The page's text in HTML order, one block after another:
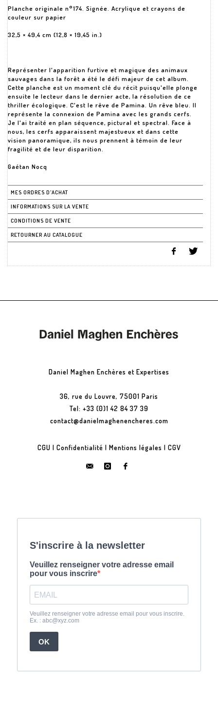
Planche originale n°174. Signée. Acrylique et crayons de
couleur sur papier
32,5 × 49,4 cm (12,8 × 19,45 in.)
Représenter l'apparition furtive et magique des animaux
sauvages dans la forêt a été le défi majeur de cet album.
Cette planche est un moment clé du récit puisqu'elle plonge
ensuite le lecteur dans le dernier acte, la résolution de ce
thriller écologique. C'est le rêve de Pamina. Un rêve bleu. Il
représente la connexion de Pamina avec les grands cerfs.
Je l'ai traité en plan séquence, pictural et spectral. Face à
nous, les cerfs apparaissent majestueux et dans cette
vision panoramique, ils nous prennent à témoin de leur
fragilité et de leur disparition.
Gaétan Nocq
MES ORDRES D'ACHAT
INFORMATIONS SUR LA VENTE
CONDITIONS DE VENTE
RETOURNER AU CATALOGUE
Daniel Maghen Enchères et Expertises
36, rue du Louvre, 75001 Paris
Tel: +33 (0)1 42 84 37 39
contact@danielmaghenencheres.com
CGU | Confidentialité | Mentions légales | CGV